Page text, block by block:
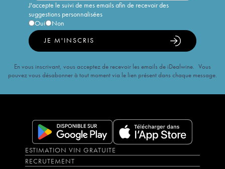
J'accepte le suivi de mes emails afin de recevoir des
suggestions personnalisées
Oui
Non
JE M'INSCRIS
En vous inscrivant, vous acceptez de recevoir les emails de iDealwine. Vous
pouvez vous désabonner à tout moment via le lien présent dans chaque message.
ESTIMATION VIN GRATUITE
RECRUTEMENT